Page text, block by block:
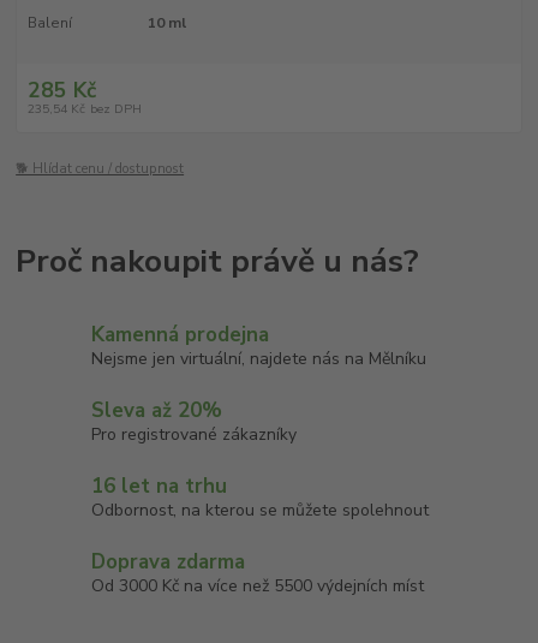
Balení
10 ml
285 Kč
235,54 Kč bez DPH
🐕 Hlídat cenu / dostupnost
Kamenná prodejna
Nejsme jen virtuální, najdete nás na Mělníku
Sleva až 20%
Pro registrované zákazníky
16 let na trhu
Odbornost, na kterou se můžete spolehnout
Doprava zdarma
Od 3000 Kč na více než 5500 výdejních míst